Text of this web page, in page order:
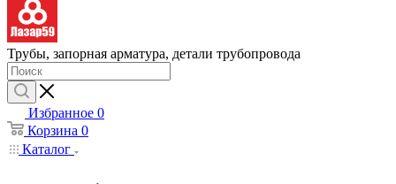
Трубы, запорная арматура, детали трубопровода
Избранное 0
Корзина 0
Каталог